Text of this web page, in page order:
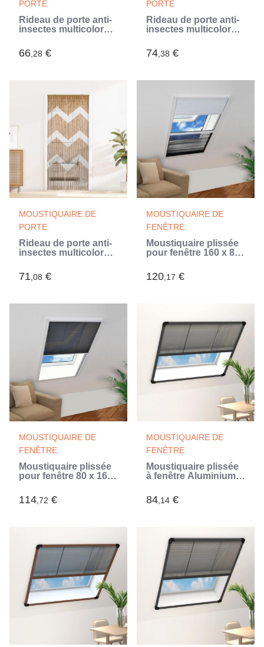
PORTE
Rideau de porte anti-
insectes multicolore
(Multicouleur)
66,28 €
PORTE
Rideau de porte anti-
insectes multicolore
(Multicouleur)
74,38 €
MOUSTIQUAIRE DE
PORTE
Rideau de porte anti-
insectes multicolore
(Multicouleur)
71,08 €
MOUSTIQUAIRE DE
FENÊTRE
Moustiquaire plissée
pour fenêtre 160 x 80
occultant (Noir)
120,17 €
MOUSTIQUAIRE DE
FENÊTRE
Moustiquaire plissée
pour fenêtre 80 x 160
114,72 €
MOUSTIQUAIRE DE
FENÊTRE
Moustiquaire plissée
à fenêtre Aluminium
cm (Gris)
84,14 €